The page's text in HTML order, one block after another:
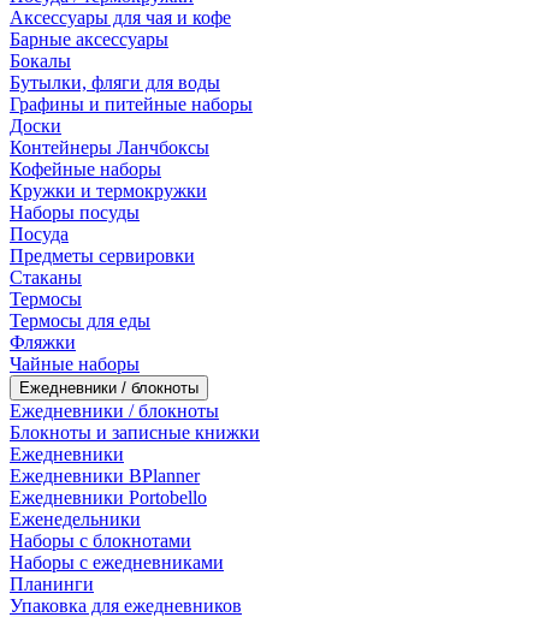
Аксессуары для чая и кофе
Барные аксессуары
Бокалы
Бутылки, фляги для воды
Графины и питейные наборы
Доски
Контейнеры Ланчбоксы
Кофейные наборы
Кружки и термокружки
Наборы посуды
Посуда
Предметы сервировки
Стаканы
Термосы
Термосы для еды
Фляжки
Чайные наборы
Ежедневники / блокноты
Ежедневники / блокноты
Блокноты и записные книжки
Ежедневники
Ежедневники BPlanner
Ежедневники Portobello
Еженедельники
Наборы с блокнотами
Наборы с ежедневниками
Планинги
Упаковка для ежедневников